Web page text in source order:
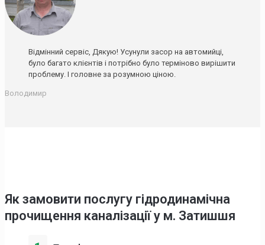
Відмінний сервіс, Дякую! Усунули засор на автомийці,
було багато клієнтів і потрібно було терміново вирішити
проблему. І головне за розумною ціною.
Володимир
Як замовити послугу гідродинамічна
прочищення каналізації у м. Затишшя